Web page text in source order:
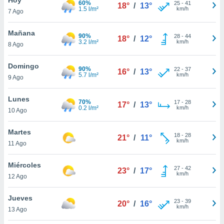
en
más
nuestra
de
cookies
aceptar
7 Ago
60%
1.5 l/m²
18° / 13° 25- 41
km/h
Mañana
8 Ago
90%
3.2 l/m²
18° / 12° 28- 44
km/h
Domingo
9 Ago
90%
5.7 l/m²
16° / 13° 22- 37
km/h
Lunes
10 Ago
70%
0.2 l/m²
17° / 13° 17- 28
km/h
Martes
11 Ago
21° / 11° 18- 28
km/h
Miércoles
12 Ago
23° / 17° 27- 42
km/h
Jueves
13 Ago
20° / 16° 23- 39
km/h